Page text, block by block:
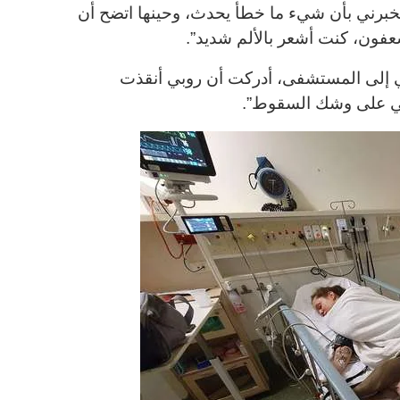
بأن شيء ما خطأ يحدث، وحينها اتضح أن
كنت أشعر بالألم شديد”.
إلى المستشفى، أدركت أن روبي أنقذت
على وشك السقوط”.